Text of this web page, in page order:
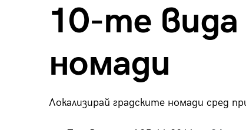
10-те вида
номади
Локализирай градските номади сред
Summer Prelude: